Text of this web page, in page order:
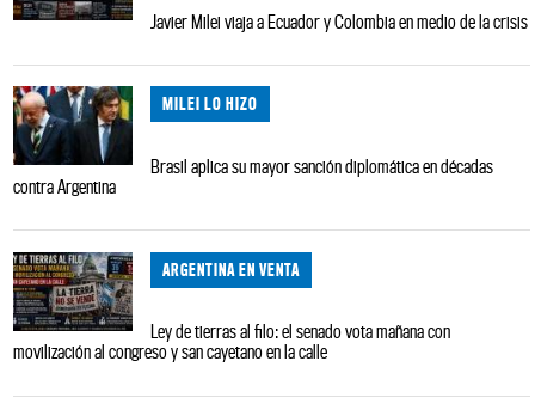
Javier Milei viaja a Ecuador y Colombia en medio de la crisis
MILEI LO HIZO
Brasil aplica su mayor sanción diplomática en décadas
contra Argentina
ARGENTINA EN VENTA
Ley de tierras al filo: el senado vota mañana con
movilización al congreso y san cayetano en la calle